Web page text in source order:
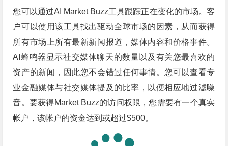
您可以通过AI Market Buzz工具跟踪正在变化的市场。客
户可以使用该工具找出驱动全球市场的因素，从而获得
所有市场上所有最新新闻报道，媒体内容和价格事件。
AI蜂鸣器显示社交媒体聊天的数量以及有关您最喜欢的
资产的新闻，因此您不会错过任何事情。您可以查看专
业金融媒体与社交媒体提及的比率，以便相应地过滤噪
音。要获得Market Buzz的访问权限，您需要有一个真实
帐户，该帐户的资金达到或超过$500。